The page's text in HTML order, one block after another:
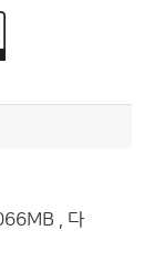
, 다